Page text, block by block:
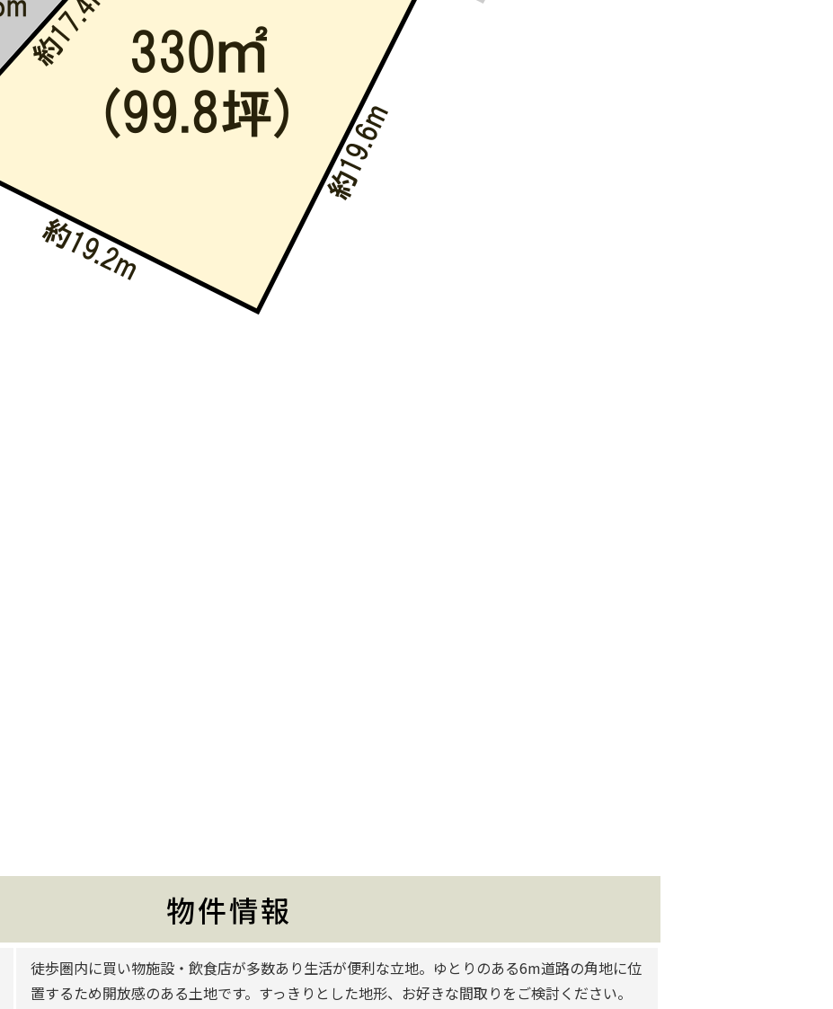
物件情報
徒歩圏内に買い物施設・飲食店が多数あり生活が便利な立地。ゆとりのある6m道路の角地に位
置するため開放感のある土地です。すっきりとした地形、お好きな間取りをご検討ください。